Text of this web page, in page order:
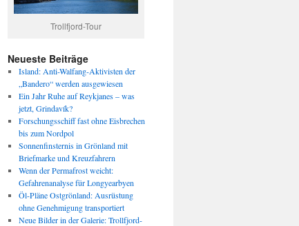
Trollfjord-Tour
Neueste Beiträge
Island: Anti-Walfang-Aktivisten der
„Bandero“ werden ausgewiesen
Ein Jahr Ruhe auf Reykjanes – was
jetzt, Grindavík?
Forschungsschiff fast ohne Eisbrechen
bis zum Nordpol
Sonnenfinsternis in Grönland mit
Briefmarke und Kreuzfahrern
Wenn der Permafrost weicht:
Gefahrenanalyse für Longyearbyen
Öl-Pläne Ostgrönland: Ausrüstung
ohne Genehmigung transportiert
Neue Bilder in der Galerie: Trollfjord-